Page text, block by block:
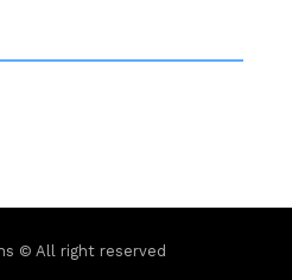
© All right reserved